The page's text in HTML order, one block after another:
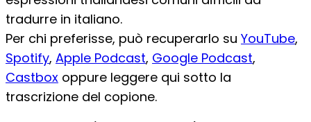
tradurre in italiano.
Per chi preferisse, può recuperarlo su YouTube,
Spotify, Apple Podcast, Google Podcast,
Castbox oppure leggere qui sotto la
trascrizione del copione.